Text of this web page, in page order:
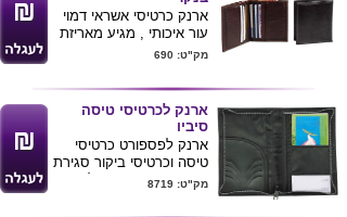
ארנק כרטיסי אשראי דמוי
עור איכותי , מגיע מאריזת
מתנה מכובדת .
ניתן להדפיס לוגו ע"ג
המוצר
לרכישת מוצר
זה בכמויות
בודדות ומשלוח
עד הב
מק"ט: 690
ארנק לכרטיסי טיסה
סיביו
ארנק לפספורט כרטיסי
טיסה וכרטיסי ביקור סגירת
ריץ'רץ' , עשוי בד ניילון
מק"ט: 8719